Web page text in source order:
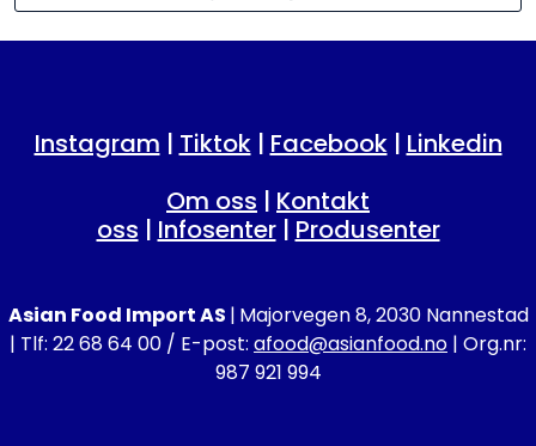
Instagram | Tiktok| Facebook| Linkedin
Om oss | Kontakt
oss | Infosenter| Produsenter
Asian Food Import AS | Majorvegen 8, 2030 Nannestad
| Tlf: 22 68 64 00 / E-post: afood@asianfood.no | Org.nr:
987 921 994